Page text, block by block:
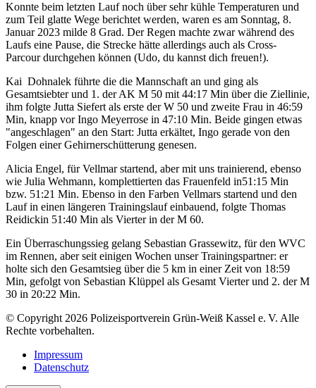
Konnte beim letzten Lauf noch über sehr kühle Temperaturen und
zum Teil glatte Wege berichtet werden, waren es am Sonntag, 8.
Januar 2023 milde 8 Grad. Der Regen machte zwar während des
Laufs eine Pause, die Strecke hätte allerdings auch als Cross-
Parcour durchgehen können (Udo, du kannst dich freuen!).
Kai Dohnalek führte die die Mannschaft an und ging als
Gesamtsiebter und 1. der AK M 50 mit 44:17 Min über die Ziellinie,
ihm folgte Jutta Siefert als erste der W 50 und zweite Frau in 46:59
Min, knapp vor Ingo Meyerrose in 47:10 Min. Beide gingen etwas
"angeschlagen" an den Start: Jutta erkältet, Ingo gerade von den
Folgen einer Gehirnerschütterung genesen.
Alicia Engel, für Vellmar startend, aber mit uns trainierend, ebenso
wie Julia Wehmann, komplettierten das Frauenfeld in51:15 Min
bzw. 51:21 Min. Ebenso in den Farben Vellmars startend und den
Lauf in einen längeren Trainingslauf einbauend, folgte Thomas
Reidickin 51:40 Min als Vierter in der M 60.
Ein Überraschungssieg gelang Sebastian Grassewitz, für den WVC
im Rennen, aber seit einigen Wochen unser Trainingspartner: er
holte sich den Gesamtsieg über die 5 km in einer Zeit von 18:59
Min, gefolgt von Sebastian Klüppel als Gesamt Vierter und 2. der M
30 in 20:22 Min.
© Copyright 2026 Polizeisportverein Grün-Weiß Kassel e. V. Alle
Rechte vorbehalten.
Impressum
Datenschutz